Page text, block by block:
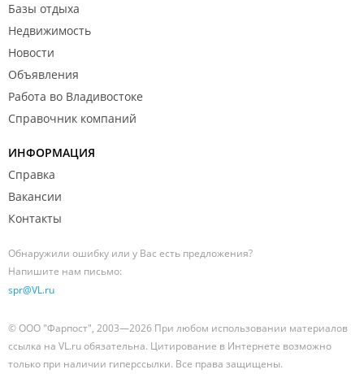
Базы отдыха
Недвижимость
Новости
Объявления
Работа во Владивостоке
Справочник компаний
ИНФОРМАЦИЯ
Справка
Вакансии
Контакты
Обнаружили ошибку или у Вас есть предложения?
Напишите нам письмо:
spr@VL.ru
© ООО "Фарпост", 2003—2026 При любом использовании материалов
ссылка на VL.ru обязательна. Цитирование в Интернете возможно
только при наличии гиперссылки. Все права защищены.